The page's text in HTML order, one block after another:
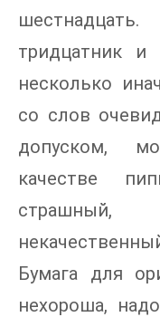
тридцатник и
несколько
со слов
допуском,
качестве
Бумага для
нехороша,